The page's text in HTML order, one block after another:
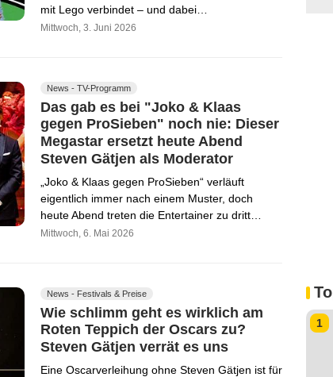
mit Lego verbindet – und dabei…
Mittwoch, 3. Juni 2026
News - TV-Programm
Das gab es bei "Joko & Klaas
gegen ProSieben" noch nie: Dieser
Megastar ersetzt heute Abend
Steven Gätjen als Moderator
„Joko & Klaas gegen ProSieben“ verläuft
eigentlich immer nach einem Muster, doch
heute Abend treten die Entertainer zu dritt…
Mittwoch, 6. Mai 2026
News - Festivals & Preise
Wie schlimm geht es wirklich am
Roten Teppich der Oscars zu?
Steven Gätjen verrät es uns
Eine Oscarverleihung ohne Steven Gätjen ist für
1